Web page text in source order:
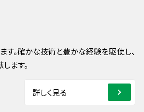
す。確かな技術と豊かな経験を駆使し、
ます。
詳しく見る